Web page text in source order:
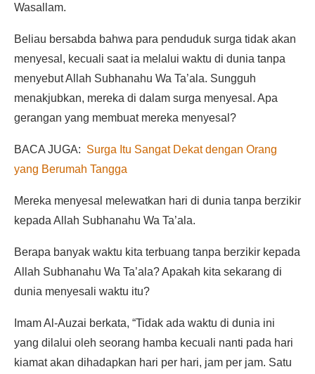
Wasallam.
Beliau bersabda bahwa para penduduk surga tidak akan
menyesal, kecuali saat ia melalui waktu di dunia tanpa
menyebut Allah Subhanahu Wa Ta’ala. Sungguh
menakjubkan, mereka di dalam surga menyesal. Apa
gerangan yang membuat mereka menyesal?
BACA JUGA: Surga Itu Sangat Dekat dengan Orang
yang Berumah Tangga
Mereka menyesal melewatkan hari di dunia tanpa berzikir
kepada Allah Subhanahu Wa Ta’ala.
Berapa banyak waktu kita terbuang tanpa berzikir kepada
Allah Subhanahu Wa Ta’ala? Apakah kita sekarang di
dunia menyesali waktu itu?
Imam Al-Auzai berkata, “Tidak ada waktu di dunia ini
yang dilalui oleh seorang hamba kecuali nanti pada hari
kiamat akan dihadapkan hari per hari, jam per jam. Satu